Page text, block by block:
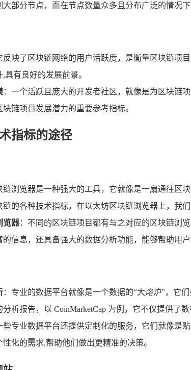
部分节点，而在节点数量众多且分布广泛的情况
反映了区块链网络的用户活跃度，是衡量区块链项
具有良好的发展前景。
：一个活跃且庞大的开发者社区，就像是为区块链
链项目发展潜力的重要参考指标。
指标的途径
链浏览器是一种强大的工具，它就像是一扇通往区
的各种技术指标，在以太坊区块链浏览器上，我
览器：不同的区块链项目都有与之对应的区块链浏
信息，还具备强大的数据分析功能，能够帮助用
：专业的数据平台就像是一个数据的“大熔炉”，它
析报告，以 CoinMarketCap 为例，它不仅提供了
些专业数据平台还提供定制化的服务，它们就像是
化的需求,帮助他们做出更精准的决策。